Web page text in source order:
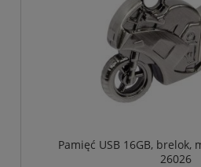
Pamięć USB 16GB, brelok,
26026